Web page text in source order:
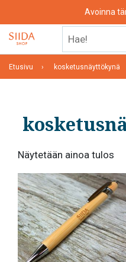
content
Avoinna
Etusivu kosketusnäyttökynä
Näytetään ainoa tulos